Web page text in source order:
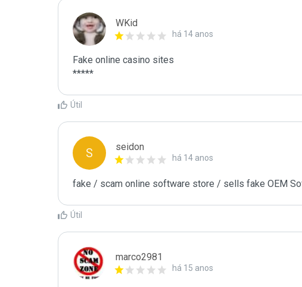
WKid
há 14 anos
Fake online casino sites
Útil
S seidon
há 14 anos
fake / scam online software store / sells fake OEM
Útil
marco2981
há 15 anos